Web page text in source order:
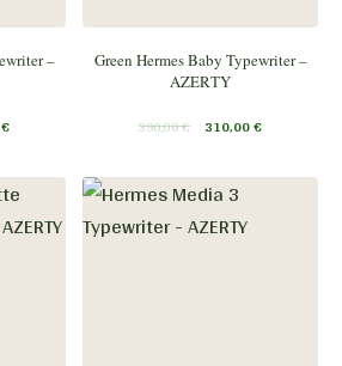
–
€
Green Hermes Baby Typewriter –
AZERTY
390,00€ 310,00€